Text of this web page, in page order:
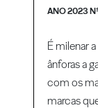
ANO 2023
É milenar
ânforas a
com os
marcas